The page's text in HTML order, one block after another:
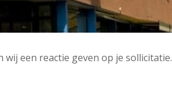
een reactie geven op je sollicitatie.